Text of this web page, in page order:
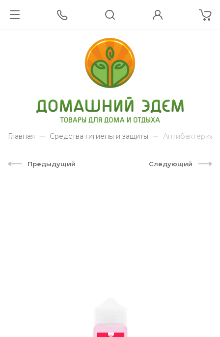
Главная Средства гигиены и защиты
Предыдущий Следующий